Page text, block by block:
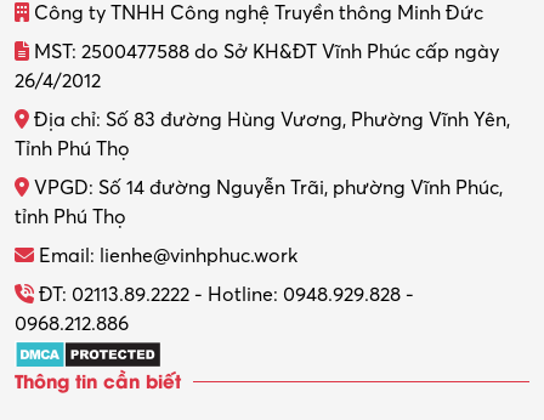
Thiết kế nội thất
Thợ máy – Ô tô – Xe máy
Thực tập
Tổ chức sự kiện – Quà tặng
Trợ lý
Tư vấn
Công ty TNHH Công nghệ Truyền thông Minh Đức
MST: 2500477588 do Sở KH&ĐT Vĩnh Phúc cấp ngày
26/4/2012
Địa chỉ: Số 83 đường Hùng Vương, Phường Vĩnh Yên,
Tỉnh Phú Thọ
VPGD: Số 14 đường Nguyễn Trãi, phường Vĩnh Phúc,
tỉnh Phú Thọ
Email: lienhe@vinhphuc.work
ĐT: 02113.89.2222 - Hotline: 0948.929.828 -
0968.212.886
Thông tin cần biết